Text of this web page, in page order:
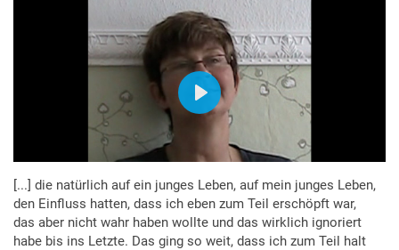
[...] die natürlich auf ein junges Leben, auf mein junges Leben,
den Einfluss hatten, dass ich eben zum Teil erschöpft war,
das aber nicht wahr haben wollte und das wirklich ignoriert
habe bis ins Letzte. Das ging so weit, dass ich zum Teil halt